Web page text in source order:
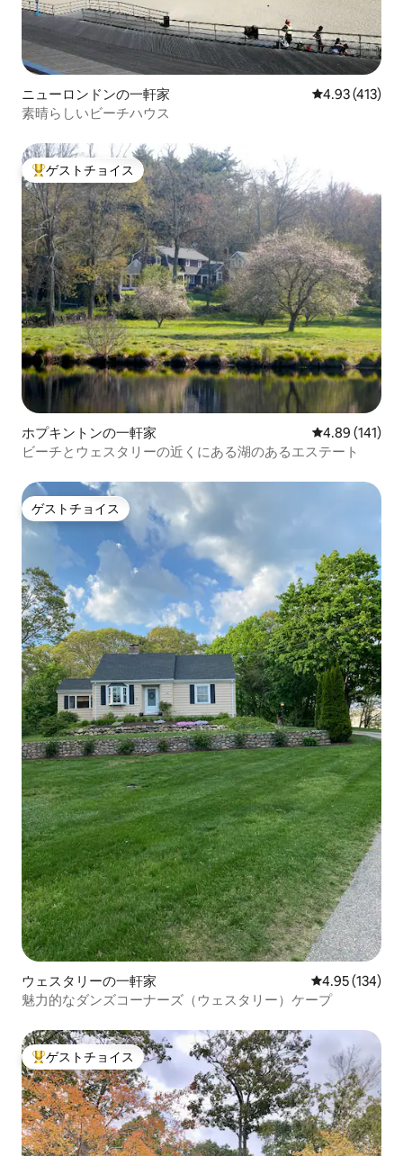
ニューロンドンの一軒家 レビュー413
4.93 (413)
素晴らしいビーチハウス
大好評のゲストチョイスです。
ゲストチョイス
ホプキントンの一軒家 レビュー141
4.89 (141)
ビーチとウェスタリーの近くにある湖のあるエステート
ゲストチョイス
ゲストチョイス
ウェスタリーの一軒家 レビュー134
4.95 (134)
魅力的なダンズコーナーズ（ウェスタリー）ケープ
大好評のゲストチョイスです。
ゲストチョイス